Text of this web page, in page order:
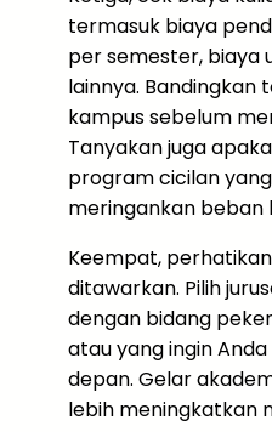
termasuk biaya
per semester, biaya
lainnya. Bandingkan
kampus sebelum
Tanyakan juga
program cicilan
meringankan beban
Keempat,
ditawarkan. Pilih
dengan bidang
atau yang ingin
depan. Gelar
lebih meningkatkan